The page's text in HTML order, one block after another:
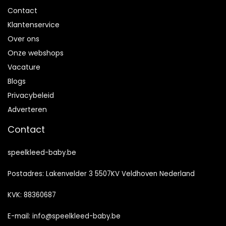
Contact
Klantenservice
Over ons
Onze webshops
Vacature
Blogs
Privacybeleid
Adverteren
Contact
speelkleed-baby.be
Postadres: Lakenvelder 3 5507KV Veldhoven Nederland
KVK: 88360687
E-mail: info@speelkleed-baby.be